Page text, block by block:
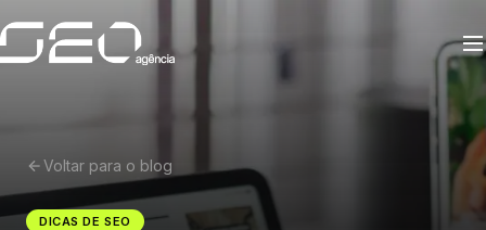
Voltar para o blog
DICAS DE SEO